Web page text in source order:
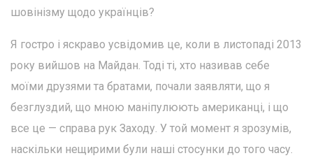
шовінізму щодо українців?
Я гостро і яскраво усвідомив це, коли в листопаді 2013
року вийшов на Майдан. Тоді ті, хто називав себе
моїми друзями та братами, почали заявляти, що я
безглуздий, що мною маніпулюють американці, і що
все це — справа рук Заходу. У той момент я зрозумів,
наскільки нещирими були наші стосунки до того часу.